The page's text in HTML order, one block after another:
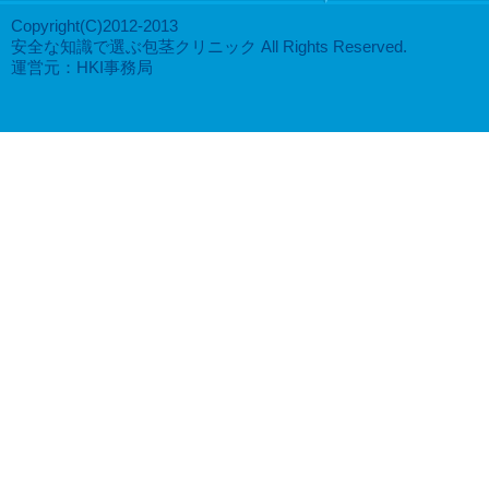
Copyright(C)2012-2013
安全な知識で選ぶ包茎クリニック All Rights Reserved.
運営元：HKI事務局